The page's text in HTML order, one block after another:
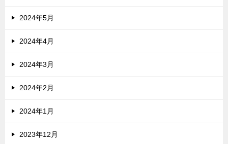
2024年5月
2024年4月
2024年3月
2024年2月
2024年1月
2023年12月